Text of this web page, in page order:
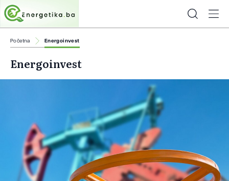
Početna Energoinvest
Energoinvest